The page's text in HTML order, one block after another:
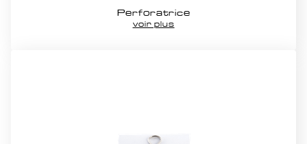
Perforatrice
voir plus